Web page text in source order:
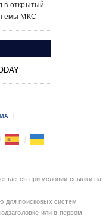
в открытый
МКС
при условии ссылки на
для поисковых систем
или в первом